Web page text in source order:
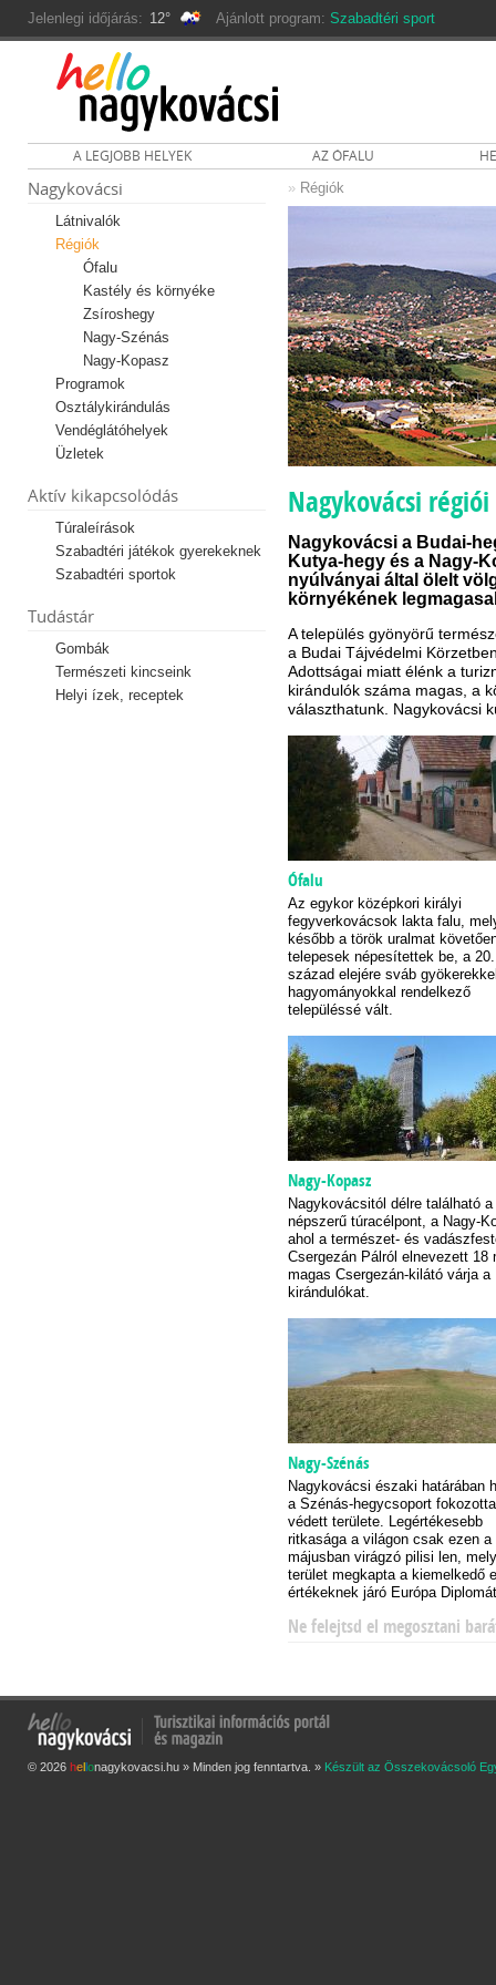
Jelenlegi időjárás: 12° Ajánlott program: Szabadtéri sport
A LEGJOBB HELYEK AZ ÓFALU
Nagykovácsi
Látnivalók
Régiók
Ófalu
Kastély és környéke
Zsíroshegy
Nagy-Szénás
Nagy-Kopasz
Programok
Osztálykirándulás
Vendéglátóhelyek
Üzletek
Aktív kikapcsolódás
Túraleírások
Szabadtéri játékok gyerekeknek
Szabadtéri sportok
Tudástár
Gombák
Természeti kincseink
Helyi ízek, receptek
» Régiók
Nagykovácsi régiói
Nagykovácsi a Budai-
Kutya-hegy és a Nagy-
nyúlványai által ölelt
környékének
A település gyönyörű
a Budai Tájvédelmi
Adottságai miatt élénk a
kirándulók száma magas, a
választhatunk. Nagykovácsi
Ófalu
Az egykor középkori királyi
fegyverkovácsok lakta falu,
később a török uralmat
telepesek népesítettek be, a 20.
század elejére sváb
hagyományokkal rendelkező
településsé vált.
Nagy-Kopasz
Nagykovácsitól délre található a
népszerű túracélpont, a Nagy-
ahol a természet- és
Csergezán Pálról elnevezett 18
magas Csergezán-kilátó várja a
kirándulókat.
Nagy-Szénás
Nagykovácsi északi határában
a Szénás-hegycsoport
védett területe. Legértékesebb
ritkasága a világon csak ezen a
májusban virágzó pilisi len,
terület megkapta a kiemelkedő
értékeknek járó Európa
Ne felejtsd el megosztani
© 2026 hellonagykovacsi.hu » Minden jog fenntartva. » Készült az Összekovácsoló